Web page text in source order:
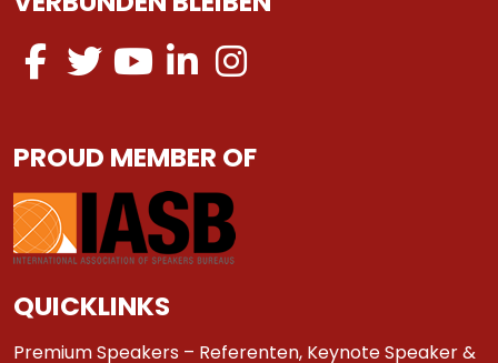
PROUD MEMBER OF
QUICKLINKS
Premium Speakers – Referenten, Keynote Speaker &